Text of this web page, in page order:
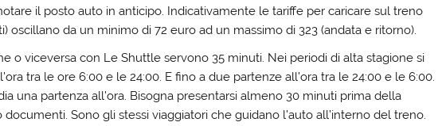
il posto auto in anticipo. Indicativamente le tariffe per caricare sul treno
oscillano da un minimo di 72 euro ad un massimo di 323 (andata e ritorno).
o viceversa con Le Shuttle servono 35 minuti. Nei periodi di alta stagione si
tra le ore 6:00 e le 24:00. E fino a due partenze all’ora tra le 24:00 e le 6:00.
una partenza all’ora. Bisogna presentarsi almeno 30 minuti prima della
Sono gli stessi viaggiatori che guidano l’auto all’interno del treno.